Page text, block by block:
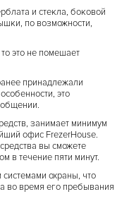
и стекла, боковой
по возможности,
это не помешает
принадлежали
это
занимает минимум
офис FrezerHouse.
вы сможете
в течение пяти минут.
охраны, что
во время его пребывания